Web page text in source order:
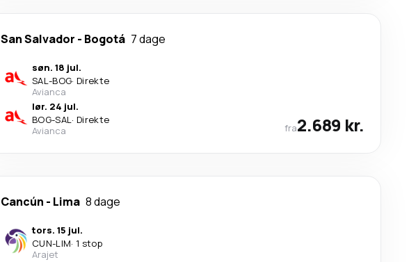
San Salvador - Bogotá 7 dage
søn. 18 jul.
SAL-BOG· Direkte
Avianca
lør. 24 jul.
BOG-SAL· Direkte
Avianca
fra2.689 kr.
Cancún - Lima 8 dage
tors. 15 jul.
CUN-LIM· 1 stop
Arajet